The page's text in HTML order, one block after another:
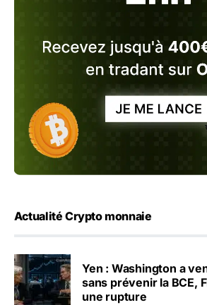
Actualité Crypto monnaie
Yen : Washington a
sans prévenir la BCE,
une rupture